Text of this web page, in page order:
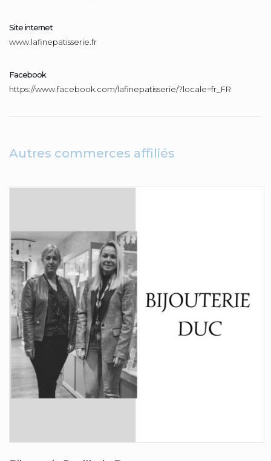
Site internet
www.lafinepatisserie.fr
Facebook
https://www.facebook.com/lafinepatisserie/?locale=fr_FR
Autres commerces affiliés